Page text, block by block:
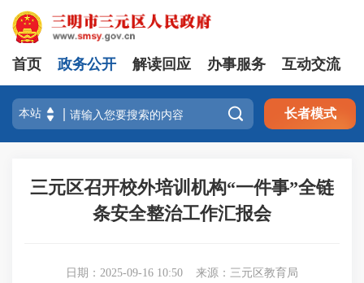
首页 政务公开 解读回应 办事服务 互动交流
 长者模式
三元区召开校外培训机构“一件事”全链
条安全整治工作汇报会
日期：2025-09-16 10:50 来源：三元区教育局